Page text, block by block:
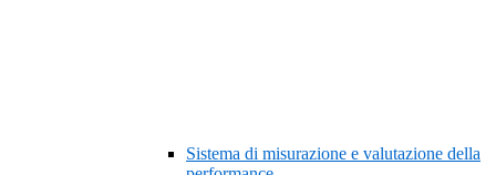
Sistema di misurazione e valutazione della